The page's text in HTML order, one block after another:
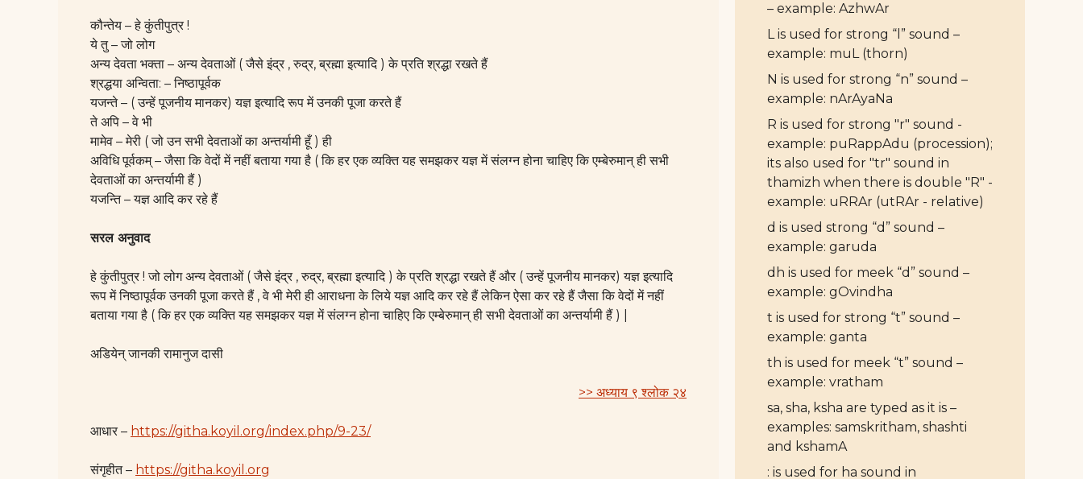
कौन्तेय – हे कुंतीपुत्र !
ये तु – जो लोग
अन्य देवता भक्ता – अन्य देवताओं ( जैसे इंद्र , रुद्र, ब्रह्मा इत्यादि ) के प्रति श्रद्धा रखते हैं
श्रद्धया अन्विता: – निष्ठापूर्वक
यजन्ते – ( उन्हें पूजनीय मानकर) यज्ञ इत्यादि रूप में उनकी पूजा करते हैं
ते अपि – वे भी
मामेव – मेरी ( जो उन सभी देवताओं का अन्तर्यामी हूँ ) ही
अविधि पूर्वकम् – जैसा कि वेदों में नहीं बताया गया है ( कि हर एक व्यक्ति यह समझकर यज्ञ में संलग्न होना चाहिए कि एम्बेरुमान् ही सभी
देवताओं का अन्तर्यामी हैं )
यजन्ति – यज्ञ आदि कर रहे हैं
सरल अनुवाद
हे कुंतीपुत्र ! जो लोग अन्य देवताओं ( जैसे इंद्र , रुद्र, ब्रह्मा इत्यादि ) के प्रति श्रद्धा रखते हैं और ( उन्हें पूजनीय मानकर) यज्ञ इत्यादि
रूप में निष्ठापूर्वक उनकी पूजा करते हैं , वे भी मेरी ही आराधना के लिये यज्ञ आदि कर रहे हैं लेकिन ऐसा कर रहे हैं जैसा कि वेदों में नहीं
बताया गया है ( कि हर एक व्यक्ति यह समझकर यज्ञ में संलग्न होना चाहिए कि एम्बेरुमान् ही सभी देवताओं का अन्तर्यामी हैं ) |
अडियेन् जानकी रामानुज दासी
>> अध्याय ९ श्लोक २४
आधार – https://githa.koyil.org/index.php/9-23/
संगृहीत – https://githa.koyil.org
– example: AzhwAr
L is used for strong “l” sound –
example: muL (thorn)
N is used for strong “n” sound –
example: nArAyaNa
R is used for strong "r" sound -
example: puRappAdu (procession);
its also used for "tr" sound in
thamizh when there is double "R" -
example: uRRAr (utRAr - relative)
d is used strong “d” sound –
example: garuda
dh is used for meek “d” sound –
example: gOvindha
t is used for strong “t” sound –
example: ganta
th is used for meek “t” sound –
example: vratham
sa, sha, ksha are typed as it is –
examples: samskritham, shashti
and kshamA
: is used for ha sound in